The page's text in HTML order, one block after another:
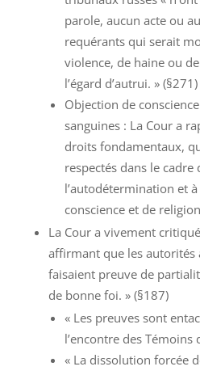
parole, aucun acte ou
requérants qui serait
violence, de haine ou
l’égard d’autrui. » (§271)
Objection de
sanguines : La Cour a
droits fondamentaux,
respectés dans le cadre
l’autodétermination et
conscience et de
La Cour a vivement
affirmant que les autorités
faisaient preuve de
de bonne foi. » (§187)
« Les preuves sont
l’encontre des Témoins
« La dissolution forcée